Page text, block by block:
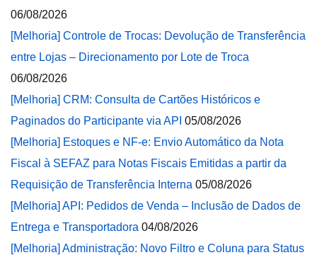
06/08/2026
[Melhoria] Controle de Trocas: Devolução de Transferência
entre Lojas – Direcionamento por Lote de Troca
06/08/2026
[Melhoria] CRM: Consulta de Cartões Históricos e
Paginados do Participante via API 05/08/2026
[Melhoria] Estoques e NF-e: Envio Automático da Nota
Fiscal à SEFAZ para Notas Fiscais Emitidas a partir da
Requisição de Transferência Interna 05/08/2026
[Melhoria] API: Pedidos de Venda – Inclusão de Dados de
Entrega e Transportadora 04/08/2026
[Melhoria] Administração: Novo Filtro e Coluna para Status